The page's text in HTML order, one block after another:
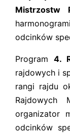
Mistrzostw
odcinków
Program4.
rajdowych i
rangi rajdu
Rajdowych
organizator
odcinków